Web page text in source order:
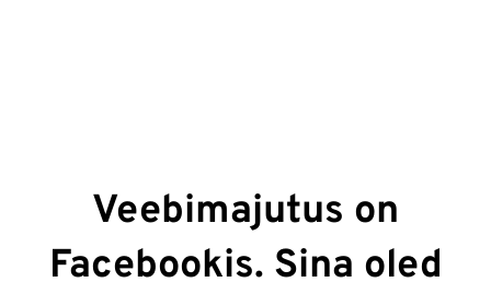
Veebimajutus on
Facebookis. Sina oled